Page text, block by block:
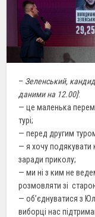
– Зеленський,
даними на 12.00]:
— це маленька
турі;
— перед другим
— я хочу подякувати
заради приколу;
— ми ні з ким не
розмовляти зі
— об’єднуватися з
виборці нас